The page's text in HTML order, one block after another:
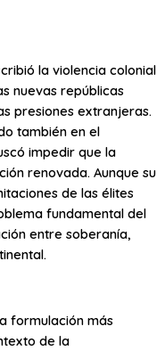
la violencia colonial
nuevas repúblicas
presiones extranjeras.
también en el
impedir que la
renovada. Aunque su
de las élites
fundamental del
entre soberanía,
formulación más
de la